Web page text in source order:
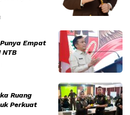
Empat
NTB
Ruang
Perkuat